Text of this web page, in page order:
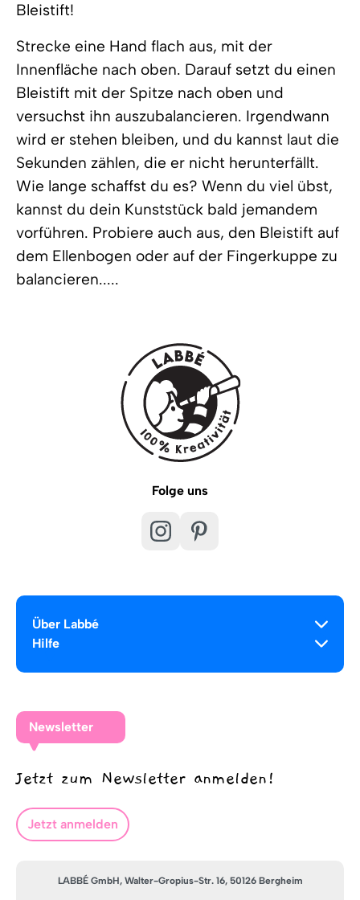
Bleistift!
Strecke eine Hand flach aus, mit der
Innenfläche nach oben. Darauf setzt du einen
Bleistift mit der Spitze nach oben und
versuchst ihn auszubalancieren. Irgendwann
wird er stehen bleiben, und du kannst laut die
Sekunden zählen, die er nicht herunterfällt.
Wie lange schaffst du es? Wenn du viel übst,
kannst du dein Kunststück bald jemandem
vorführen. Probiere auch aus, den Bleistift auf
dem Ellenbogen oder auf der Fingerkuppe zu
balancieren.....
Folge uns
Über Labbé
Hilfe
Newsletter
Jetzt zum Newsletter anmelden!
Jetzt anmelden
LABBÉ GmbH, Walter-Gropius-Str. 16, 50126 Bergheim